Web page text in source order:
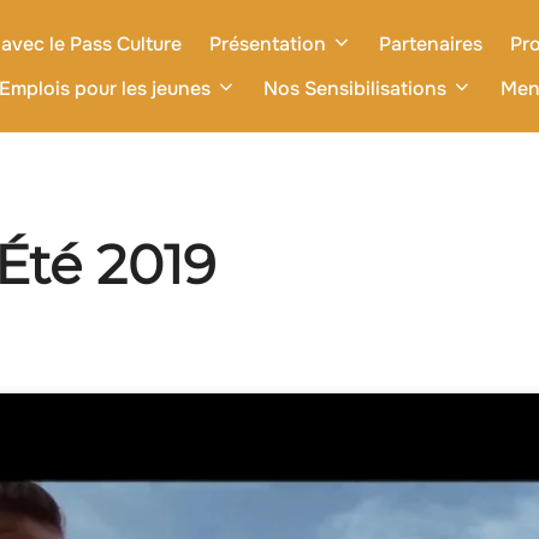
le Pass Culture Présentation Partenaires
pour les jeunes
Nos Sensibilisations
2019